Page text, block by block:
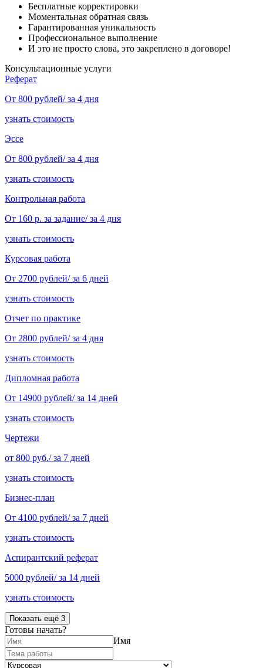
Бесплатные корректировки
Моментальная обратная связь
Гарантированная уникальность
Профессиональное выполнение
И это не просто слова, это закреплено в договоре!
Консультационные услуги
Реферат
От 800 рублей/ за 4 дня
узнать стоимость
Эссе
От 800 рублей/ за 4 дня
узнать стоимость
Контрольная работа
От 160 р. за задание/ за 4 дня
узнать стоимость
Курсовая работа
От 2700 рублей/ за 6 дней
узнать стоимость
Отчет по практике
От 2800 рублей/ за 4 дня
узнать стоимость
Дипломная работа
От 14900 рублей/ за 14 дней
узнать стоимость
Чертежи
от 800 руб./ за 7 дней
узнать стоимость
Бизнес-план
От 4100 рублей/ за 7 дней
узнать стоимость
Аспирантский реферат
5000 рублей/ за 14 дней
узнать стоимость
Показать ещё 3
Готовы начать?
Имя